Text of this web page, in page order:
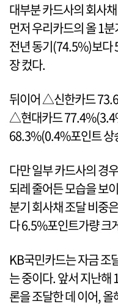
대부분 카드사의 회사
먼저 우리카드의 올 1
전년 동기(74.5%)보다
장 컸다.
뒤이어 △신한카드
△현대카드
68.3%(0.4%포인트 상
다만 일부 카드사의 경
되레 줄어든 모습을 보
분기 회사채 조달 비중
다 6.5%포인트가량 크
KB국민카드는 자금 조
는 중이다. 앞서 지난해
론을 조달한 데 이어,